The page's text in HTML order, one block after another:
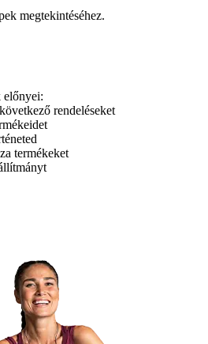
megtekintéséhez.
előnyei:
rendeléseket
termékeket